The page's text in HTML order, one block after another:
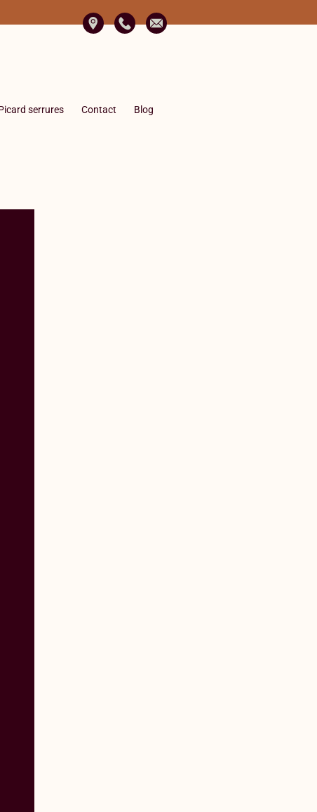
serrures Contact Blog